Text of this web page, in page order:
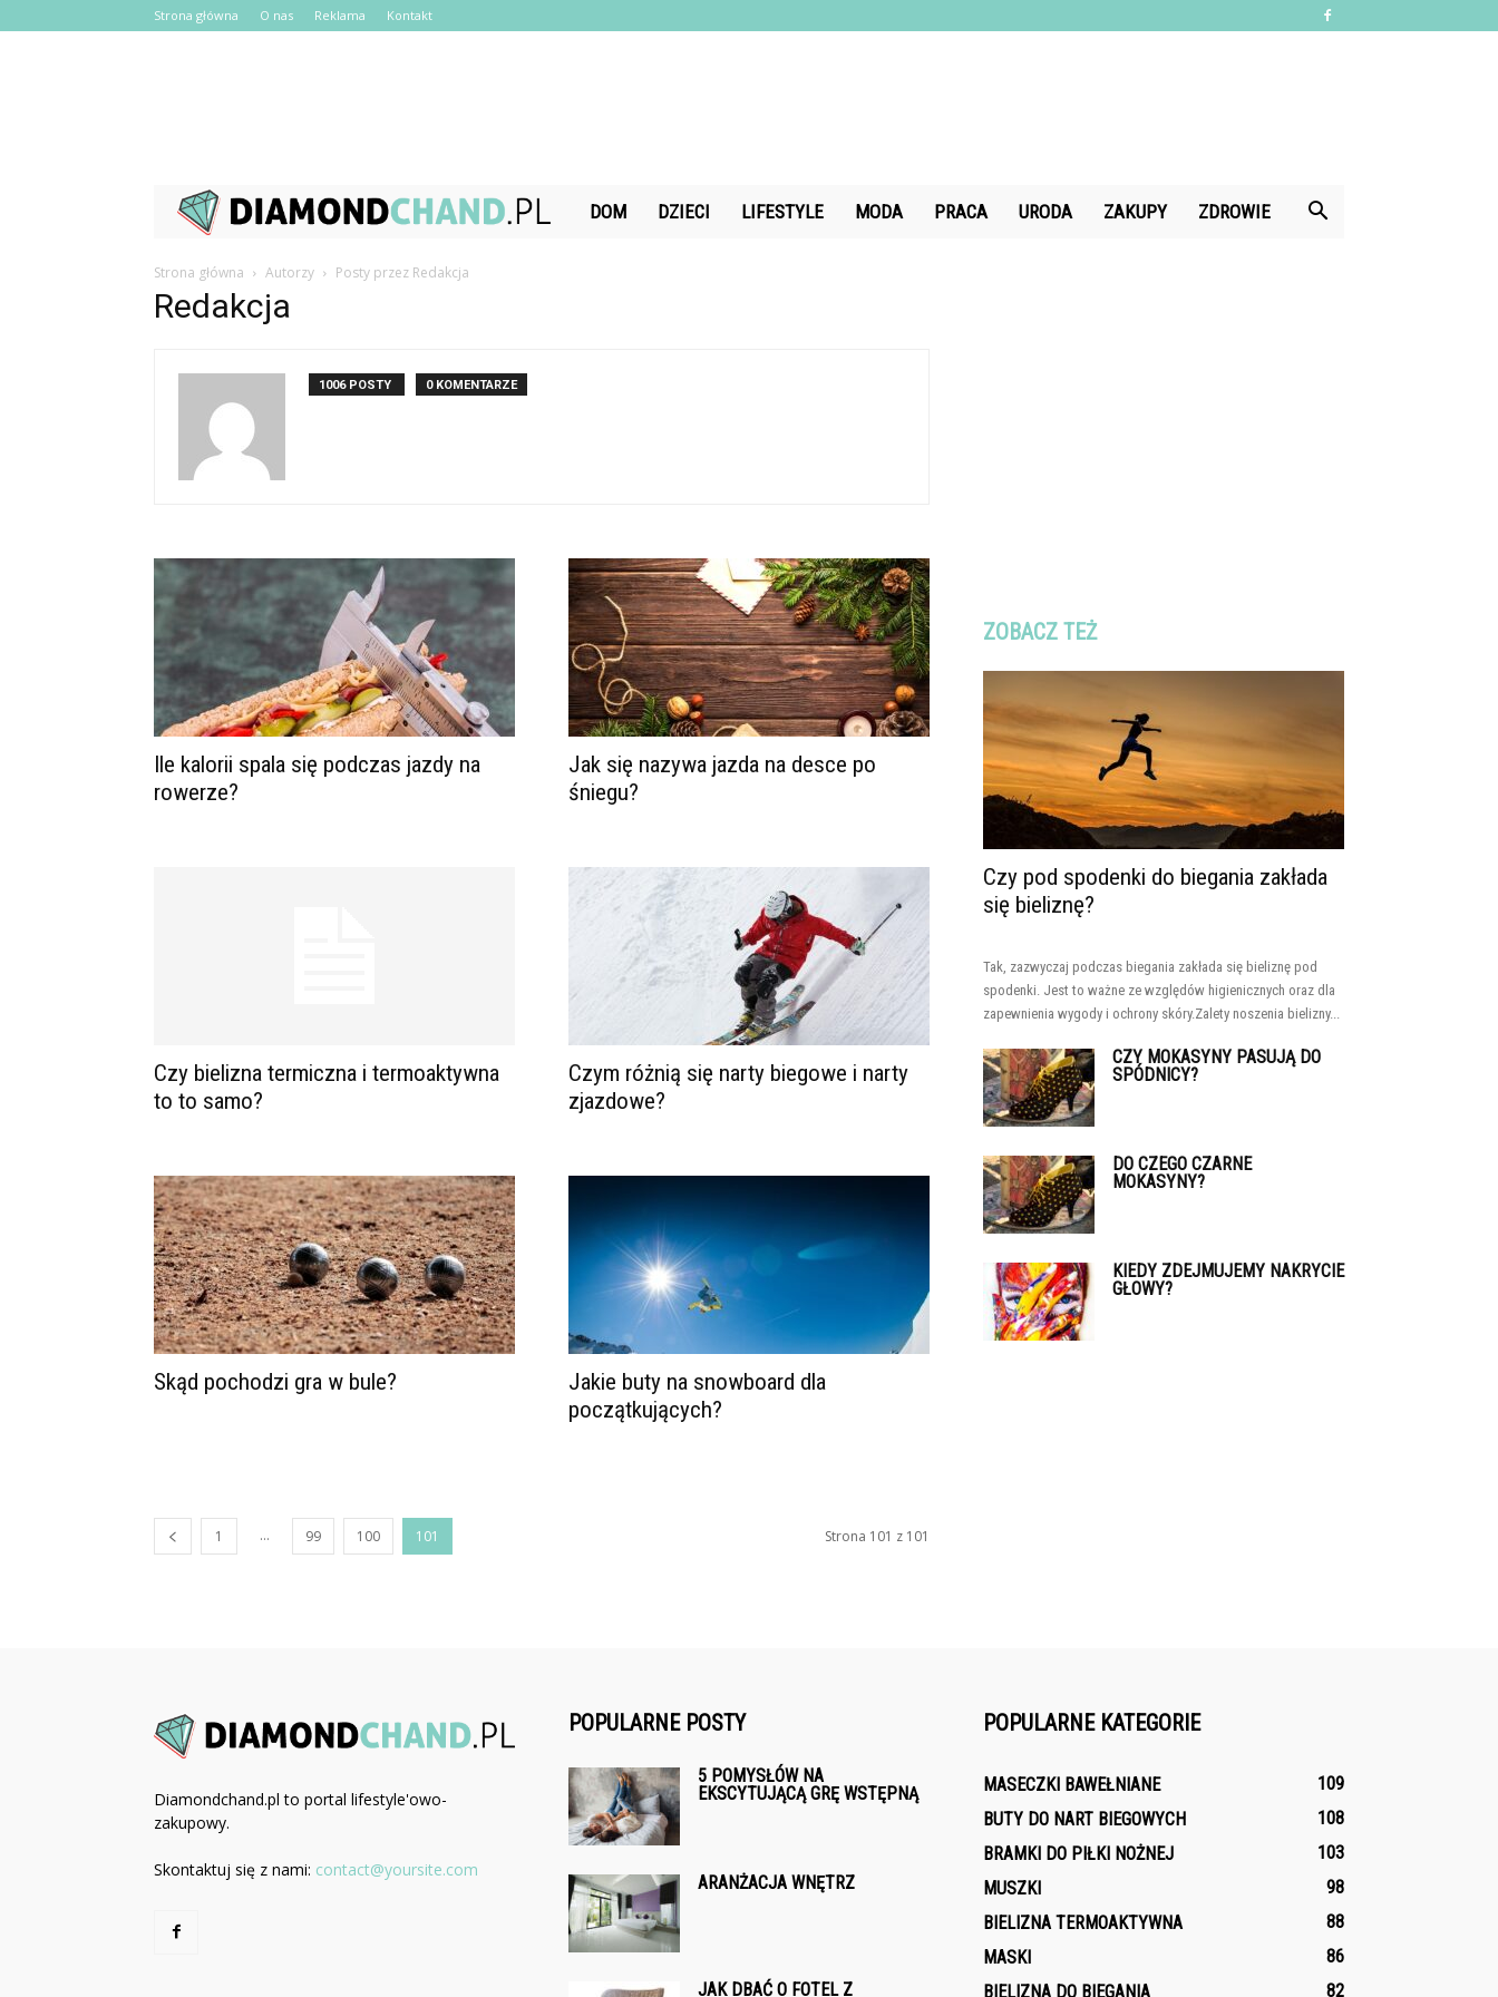
Strona główna O nas Reklama Kontakt
DiamondChand.pl
DOM DZIECI LIFESTYLE MODA PRACA URODA ZAKUPY ZDROWIE
Strona główna Autorzy Posty przez Redakcja
Redakcja
1006 POSTY 0 KOMENTARZE
Ile kalorii spala się podczas jazdy na
rowerze?
Jak się nazywa jazda na desce po
śniegu?
Czy bielizna termiczna i termoaktywna
to to samo?
Czym różnią się narty biegowe i narty
zjazdowe?
Skąd pochodzi gra w bule?
Jakie buty na snowboard dla
początkujących?
1 ... 99 100 101 Strona 101 z 101
ZOBACZ TEŻ
Czy pod spodenki do biegania zakłada
się bieliznę?
Tak, zazwyczaj podczas biegania zakłada się bieliznę pod
spodenki. Jest to ważne ze względów higienicznych oraz dla
zapewnienia wygody i ochrony skóry.Zalety noszenia bielizny...
CZY MOKASYNY PASUJĄ DO
SPÓDNICY?
DO CZEGO CZARNE
MOKASYNY?
KIEDY ZDEJMUJEMY NAKRYCIE
GŁOWY?
Diamondchand.pl to portal lifestyle'owo-
zakupowy.
Skontaktuj się z nami: contact@yoursite.com
POPULARNE POSTY
5 POMYSŁÓW NA
EKSCYTUJĄCĄ GRĘ WSTĘPNĄ
ARANŻACJA WNĘTRZ
JAK DBAĆ O FOTEL Z
POPULARNE KATEGORIE
MASECZKI BAWEŁNIANE
109
BUTY DO NART BIEGOWYCH
108
BRAMKI DO PIŁKI NOŻNEJ
103
MUSZKI
98
BIELIZNA TERMOAKTYWNA
88
MASKI
86
BIELIZNA DO BIEGANIA
82